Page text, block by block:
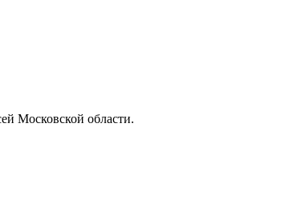
Московской области.